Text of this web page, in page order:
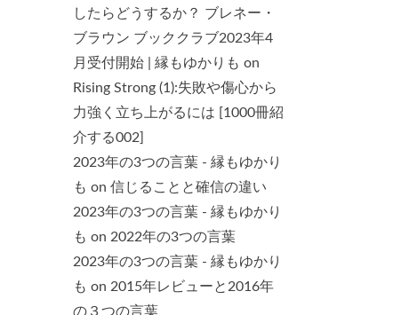
したらどうするか？ ブレネー・
ブラウン ブッククラブ2023年4
月受付開始 | 縁もゆかりも on
Rising Strong (1):失敗や傷心から
力強く立ち上がるには [1000冊紹
介する002]
2023年の3つの言葉 - 縁もゆかり
も on 信じることと確信の違い
2023年の3つの言葉 - 縁もゆかり
も on 2022年の3つの言葉
2023年の3つの言葉 - 縁もゆかり
も on 2015年レビューと2016年
の３つの言葉